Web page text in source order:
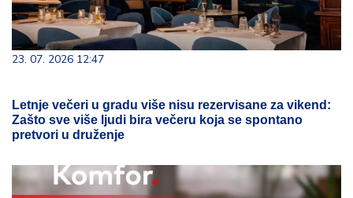
23. 07. 2026 12:47
Letnje večeri u gradu više nisu rezervisane za vikend:
Zašto sve više ljudi bira večeru koja se spontano
pretvori u druženje